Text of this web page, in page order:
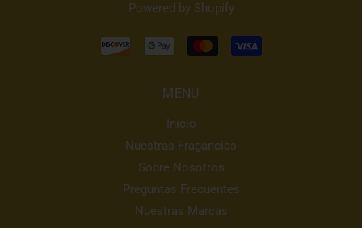
Powered by Shopify
MENU
Inicio
Nuestras Fragancias
Sobre Nosotros
Preguntas Frecuentes
Nuestras Marcas